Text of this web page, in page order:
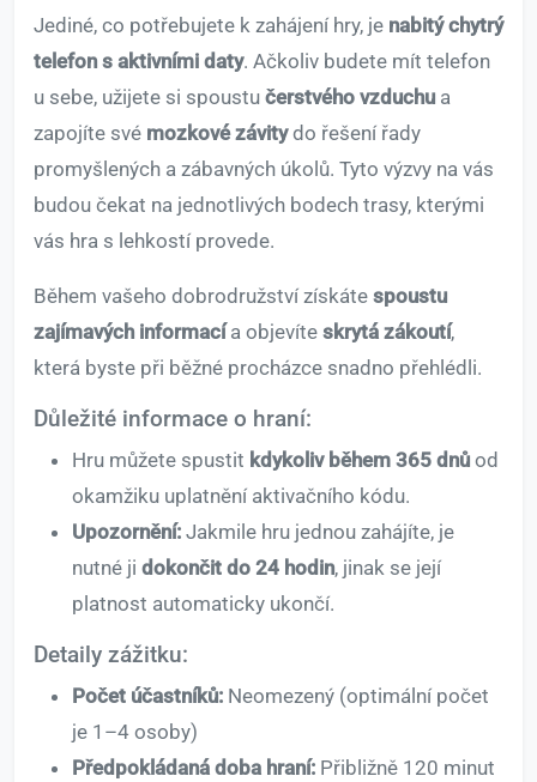
Jediné, co potřebujete k zahájení hry, je nabitý chytrý
telefon s aktivními daty. Ačkoliv budete mít telefon
u sebe, užijete si spoustu čerstvého vzduchu a
zapojíte své mozkové závitydo řešení řady
promyšlených a zábavných úkolů. Tyto výzvy na vás
budou čekat na jednotlivých bodech trasy, kterými
vás hra s lehkostí provede.
Během vašeho dobrodružství získáte spoustu
zajímavých informacía objevíte skrytá zákoutí,
která byste při běžné procházce snadno přehlédli.
Důležité informace o hraní:
Hru můžete spustit kdykoliv během 365 dnů od
okamžiku uplatnění aktivačního kódu.
Upozornění: Jakmile hru jednou zahájíte, je
nutné ji dokončit do 24 hodin, jinak se její
platnost automaticky ukončí.
Detaily zážitku:
Počet účastníků: Neomezený (optimální počet
je 1–4 osoby)
Předpokládaná doba hraní: Přibližně 120 minut